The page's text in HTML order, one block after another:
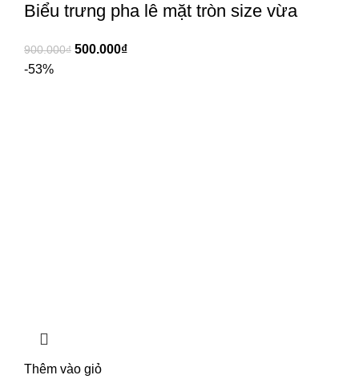
Biểu trưng pha lê mặt tròn size vừa
900.000₫ 500.000₫
-53%
Thêm vào giỏ